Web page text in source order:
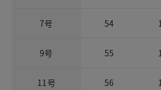
7号 54
9号 55
11号 56